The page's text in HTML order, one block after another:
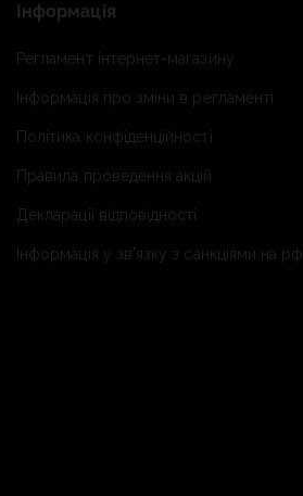
Інформація
Регламент інтернет-магазину
Інформація про зміни в регламенті
Політика конфіденційності
Правила проведення акцій
Декларації відповідності
Інформація у зв'язку з санкціями на рф